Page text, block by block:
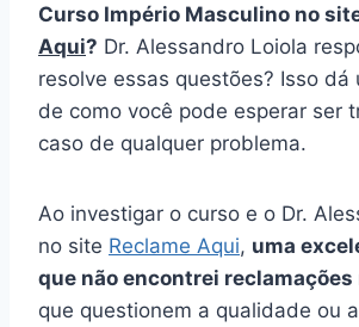
Curso Império Masculino no
Aqui? Dr. Alessandro Loiola
resolve essas questões? Isso dá
de como você pode esperar ser
caso de qualquer problema.
Ao investigar o curso e o Dr.
no site Reclame Aqui, uma
que não encontrei
que questionem a qualidade ou